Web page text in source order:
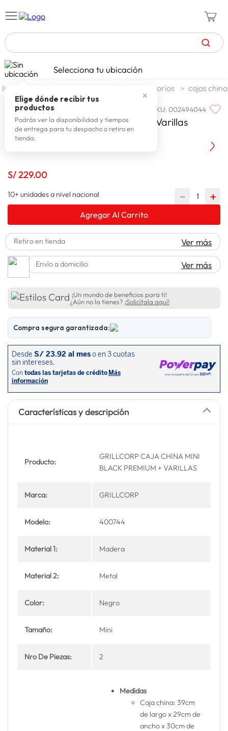
TÉRMINOS MÁS BUSCADOS
1. zapatillas mujer
2. celulares
3. zapatillas hombre
4. zapatillas
6
8. laptop
10. lavadora
Selecciona tu ubicación
✕
Elige dónde recibir tus
productos
Podrás ver la disponibilidad y tiempos
de entrega para tu despacho o retiro en
tienda.
jardin y terraza parrillas y accesorios cajas
GRILLCORP SKU:002494044
Caja China Mini Black Premium + Varillas
Niqueladas
S/229.00
10+ unidades a nivel nacional ＋
－
Agregar Al Carrito
Retiro en tienda Ver más
Envío a domicilio Ver más
¡Un mundo de beneficios para ti!
¿Aún no la tienes? ¡Solicítala aquí!
Compra segura garantizada:
Características y descripción
Producto:
GRILLCORP CAJA CHINA MINI
BLACK PREMIUM + VARILLAS
Marca: GRILLCORP
Modelo: 400744
Material 1: Madera
Material 2: Metal
Color: Negro
Tamaño: Mini
Nro De Piezas: 2
Medidas
Caja china: 39cm
de largo x 29cm de
ancho x 30cm de